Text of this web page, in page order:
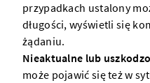
przypadkach ustalony
długości, wyświetli się
żądaniu.
Nieaktualne lub
może pojawić się też w